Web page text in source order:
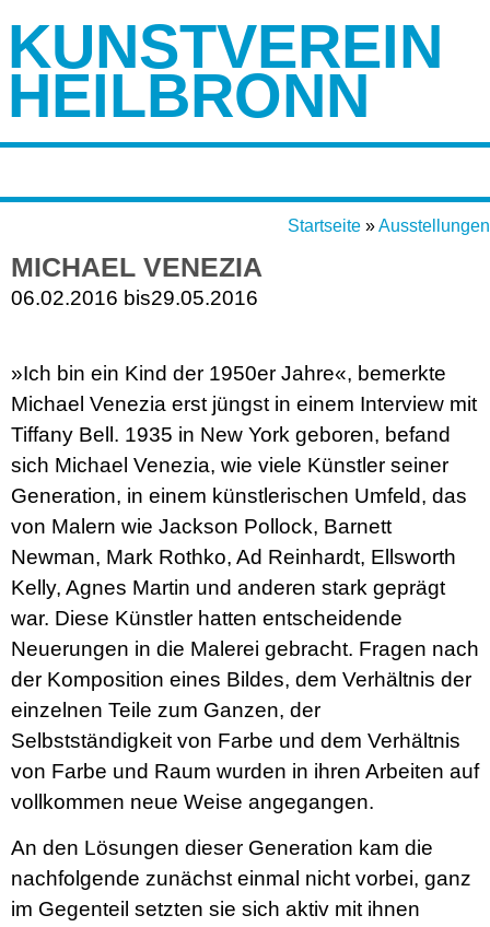
KUNSTVEREIN
HEILBRONN
Startseite »Ausstellungen
MICHAEL VENEZIA
06.02.2016 bis29.05.2016
»Ich bin ein Kind der 1950er Jahre«, bemerkte
Michael Venezia erst jüngst in einem Interview mit
Tiffany Bell. 1935 in New York geboren, befand
sich Michael Venezia, wie viele Künstler seiner
Generation, in einem künstlerischen Umfeld, das
von Malern wie Jackson Pollock, Barnett
Newman, Mark Rothko, Ad Reinhardt, Ellsworth
Kelly, Agnes Martin und anderen stark geprägt
war. Diese Künstler hatten entscheidende
Neuerungen in die Malerei gebracht. Fragen nach
der Komposition eines Bildes, dem Verhältnis der
einzelnen Teile zum Ganzen, der
Selbstständigkeit von Farbe und dem Verhältnis
von Farbe und Raum wurden in ihren Arbeiten auf
vollkommen neue Weise angegangen.
An den Lösungen dieser Generation kam die
nachfolgende zunächst einmal nicht vorbei, ganz
im Gegenteil setzten sie sich aktiv mit ihnen